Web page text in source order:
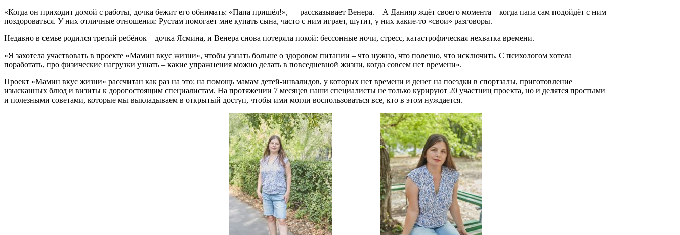
«Когда он приходит домой с работы, дочка бежит его обнимать: «Папа пришёл!», — рассказывает Венера. – А Данияр ждёт своего момента – когда папа сам подойдёт с ним
поздороваться. У них отличные отношения: Рустам помогает мне купать сына, часто с ним играет, шутит, у них какие-то «свои» разговоры.
Недавно в семье родился третий ребёнок – дочка Ясмина, и Венера снова потеряла покой: бессонные ночи, стресс, катастрофическая нехватка времени.
«Я захотела участвовать в проекте «Мамин вкус жизни», чтобы узнать больше о здоровом питании – что нужно, что полезно, что исключить. С психологом хотела
поработать, про физические нагрузки узнать – какие упражнения можно делать в повседневной жизни, когда совсем нет времени».
Проект «Мамин вкус жизни» рассчитан как раз на это: на помощь мамам детей-инвалидов, у которых нет времени и денег на поездки в спортзалы, приготовление
изысканных блюд и визиты к дорогостоящим специалистам. На протяжении 7 месяцев наши специалисты не только курируют 20 участниц проекта, но и делятся простыми
и полезными советами, которые мы выкладываем в открытый доступ, чтобы ими могли воспользоваться все, кто в этом нуждается.